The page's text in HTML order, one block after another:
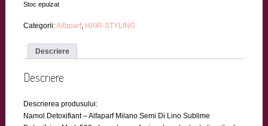
Stoc epuizat
Categorii:Alfaparf, HAIR-STYLING
Descriere
Descriere
Descrierea produsului:
Namol Detoxifiant – Alfaparf Milano Semi Di Lino Sublime